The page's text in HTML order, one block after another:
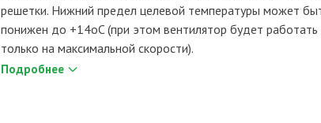
решетки. Нижний предел целевой температуры может
понижен до +14oC (при этом вентилятор будет работать
только на максимальной скорости).
Подробнее